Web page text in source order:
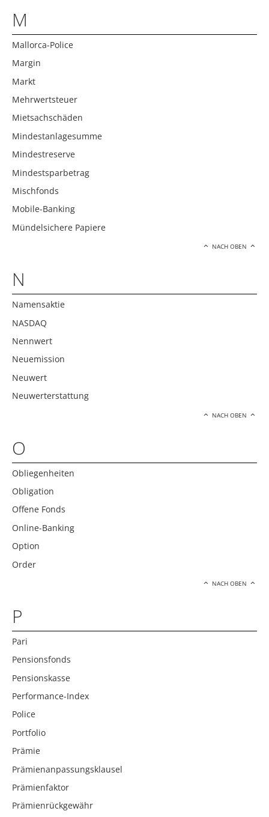
M
Mallorca-Police
Margin
Markt
Mehrwertsteuer
Mietsachschäden
Mindestanlagesumme
Mindestreserve
Mindestsparbetrag
Mischfonds
Mobile-Banking
Mündelsichere Papiere
NACH OBEN
N
Namensaktie
NASDAQ
Nennwert
Neuemission
Neuwert
Neuwerterstattung
NACH OBEN
O
Obliegenheiten
Obligation
Offene Fonds
Online-Banking
Option
Order
NACH OBEN
P
Pari
Pensionsfonds
Pensionskasse
Performance-Index
Police
Portfolio
Prämie
Prämienanpassungsklausel
Prämienfaktor
Prämienrückgewähr